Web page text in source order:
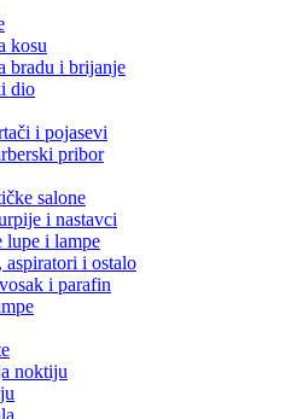
kosu
bradu i brijanje
dio
i pojasevi
pribor
salone
i nastavci
lupe i lampe
aspiratori i ostalo
i parafin
noktiju